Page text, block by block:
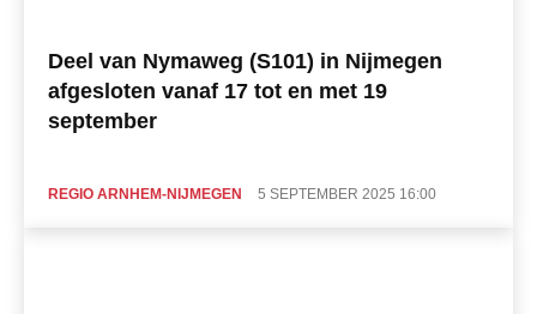
Deel van Nymaweg (S101) in Nijmegen
afgesloten vanaf 17 tot en met 19
september
REGIO ARNHEM-NIJMEGEN 5 SEPTEMBER 2025 16:00